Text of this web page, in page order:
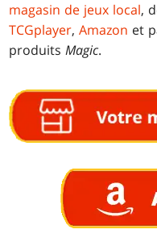
magasin de jeux local,
TCGplayer,Amazon et
produitsMagic.